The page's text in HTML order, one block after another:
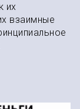
их
взаимные